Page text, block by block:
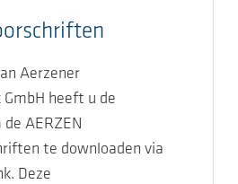
Aerzener
heeft u de
AERZEN
te downloaden via
Deze